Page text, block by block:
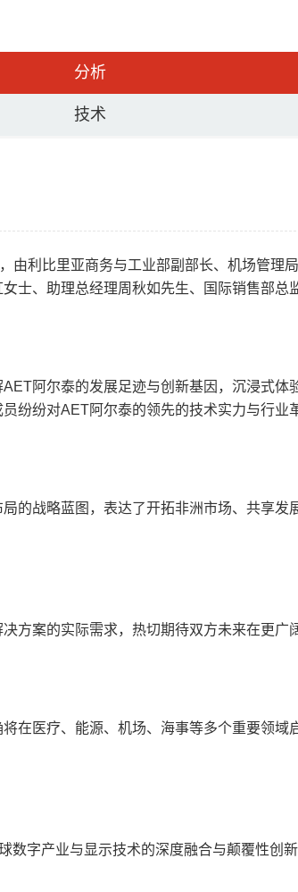
分析
技术
利比里亚商务与工业部副部长、机场管理
士、助理总经理周秋如先生、国际销售部总
阿尔泰的发展足迹与创新基因，沉浸式体
纷纷对AET阿尔泰的领先的技术实力与行业
的战略蓝图，表达了开拓非洲市场、共享发
方案的实际需求，热切期待双方未来在更广
在医疗、能源、机场、海事等多个重要领域
字产业与显示技术的深度融合与颠覆性创